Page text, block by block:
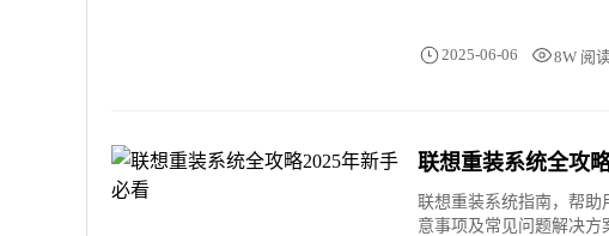
2025-06-06 8W 阅
联想重装系统全攻
联想重装系统指南，帮助
意事项及常见问题解决方